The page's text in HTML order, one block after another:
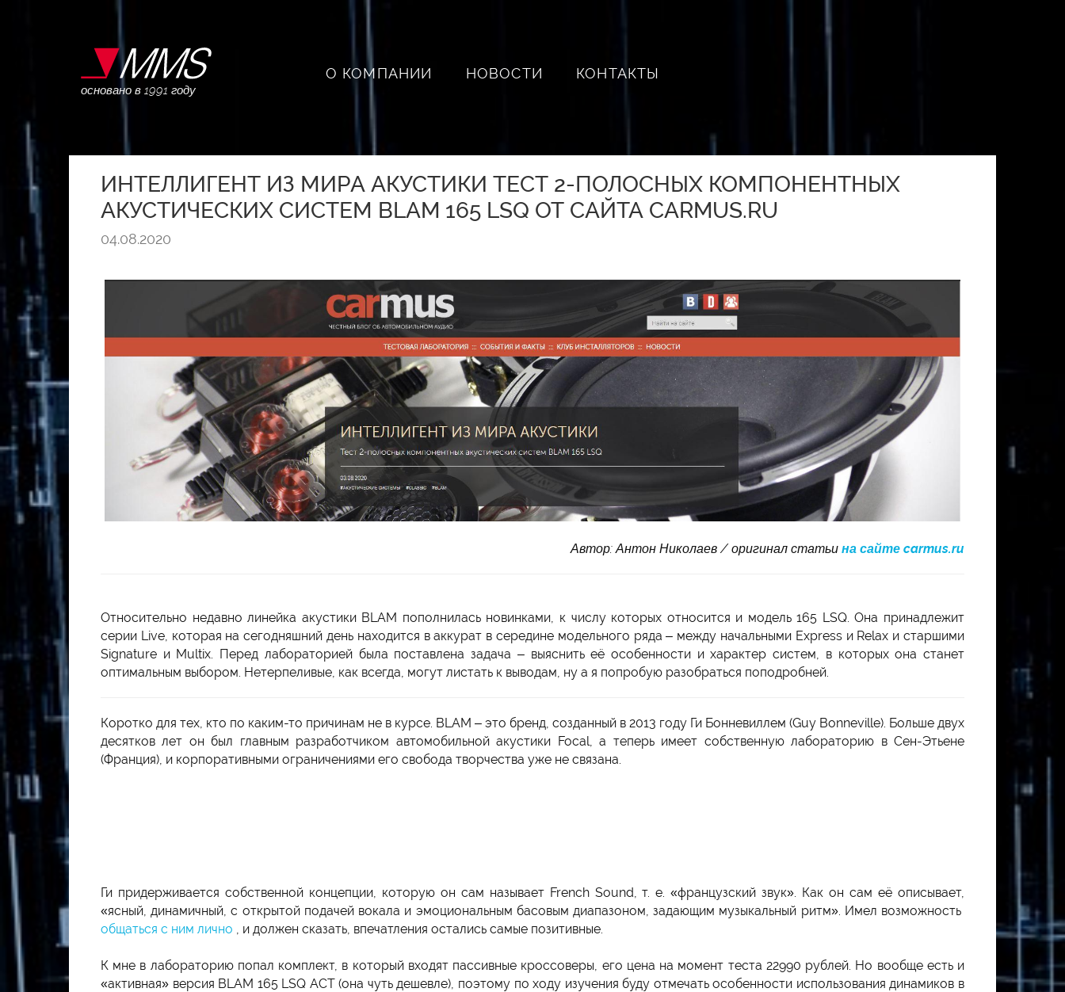
основано в 1991 году
О КОМПАНИИ НОВОСТИ КОНТАКТЫ
ИНТЕЛЛИГЕНТ ИЗ МИРА АКУСТИКИ ТЕСТ 2-ПОЛОСНЫХ КОМПОНЕНТНЫХ
АКУСТИЧЕСКИХ СИСТЕМ BLAM 165 LSQ ОТ САЙТА CARMUS.RU
04.08.2020
Автор: Антон Николаев / оригинал статьи на сайте carmus.ru
Относительно недавно линейка акустики BLAM пополнилась новинками, к числу которых относится и модель 165 LSQ. Она принадлежит
серии Live, которая на сегодняшний день находится в аккурат в середине модельного ряда – между начальными Express и Relax и старшими
Signature и Multix. Перед лабораторией была поставлена задача – выяснить её особенности и характер систем, в которых она станет
оптимальным выбором. Нетерпеливые, как всегда, могут листать к выводам, ну а я попробую разобраться поподробней.
Коротко для тех, кто по каким-то причинам не в курсе. BLAM – это бренд, созданный в 2013 году Ги Бонневиллем (Guy Bonneville). Больше двух
десятков лет он был главным разработчиком автомобильной акустики Focal, а теперь имеет собственную лабораторию в Сен-Этьене
(Франция), и корпоративными ограничениями его свобода творчества уже не связана.
Ги придерживается собственной концепции, которую он сам называет French Sound, т. е. «французский звук». Как он сам её описывает,
«ясный, динамичный, с открытой подачей вокала и эмоциональным басовым диапазоном, задающим музыкальный ритм». Имел возможность
общаться с ним лично , и должен сказать, впечатления остались самые позитивные.
К мне в лабораторию попал комплект, в который входят пассивные кроссоверы, его цена на момент теста 22990 рублей. Но вообще есть и
«активная» версия BLAM 165 LSQ ACT (она чуть дешевле), поэтому по ходу изучения буду отмечать особенности использования динамиков в